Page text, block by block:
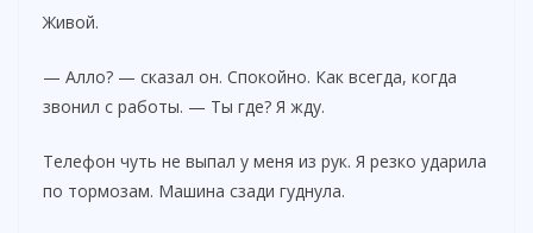
Живой.
— Алло? — сказал он. Спокойно. Как всегда, когда
звонил с работы. — Ты где? Я жду.
Телефон чуть не выпал у меня из рук. Я резко ударила
по тормозам. Машина сзади гуднула.